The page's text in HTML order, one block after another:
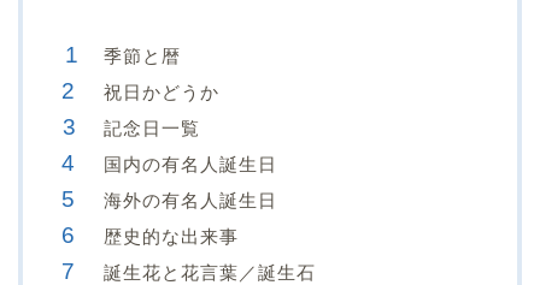
季節と暦
祝日かどうか
記念日一覧
国内の有名人誕生日
海外の有名人誕生日
歴史的な出来事
誕生花と花言葉／誕生石